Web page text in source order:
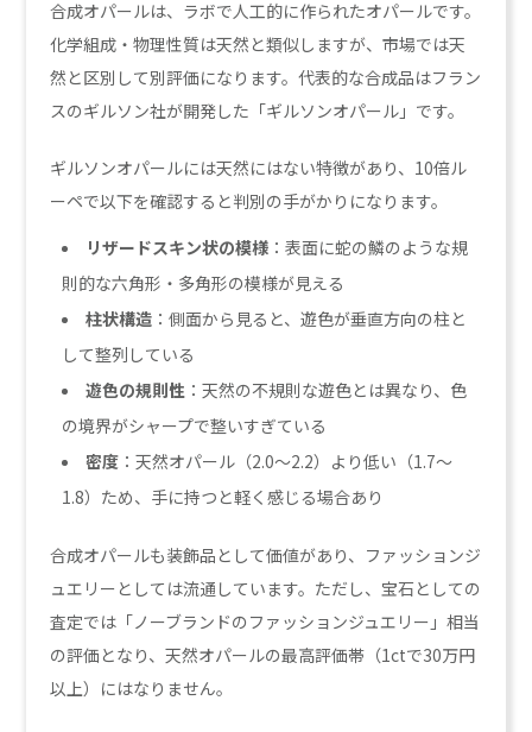
合成オパールは、ラボで人工的に作られたオパールです。
化学組成・物理性質は天然と類似しますが、市場では天
然と区別して別評価になります。代表的な合成品はフラン
スのギルソン社が開発した「ギルソンオパール」です。
ギルソンオパールには天然にはない特徴があり、10倍ル
ーペで以下を確認すると判別の手がかりになります。
リザードスキン状の模様 ：表面に蛇の鱗のような規
則的な六角形・多角形の模様が見える
柱状構造 ：側面から見ると、遊色が垂直方向の柱と
して整列している
遊色の規則性 ：天然の不規則な遊色とは異なり、色
の境界がシャープで整いすぎている
密度 ：天然オパール（2.0〜2.2）より低い（1.7〜
1.8）ため、手に持つと軽く感じる場合あり
合成オパールも装飾品として価値があり、ファッションジ
ュエリーとしては流通しています。ただし、宝石としての
査定では「ノーブランドのファッションジュエリー」相当
の評価となり、天然オパールの最高評価帯（1ctで30万円
以上）にはなりません。